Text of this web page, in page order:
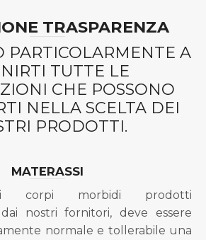
TRASPARENZA
PARTICOLARMENTE A
TUTTE LE
CHE POSSONO
NELLA SCELTA DEI
PRODOTTI.
MATERASSI
corpi morbidi prodotti
nostri fornitori, deve essere
normale e tollerabile una